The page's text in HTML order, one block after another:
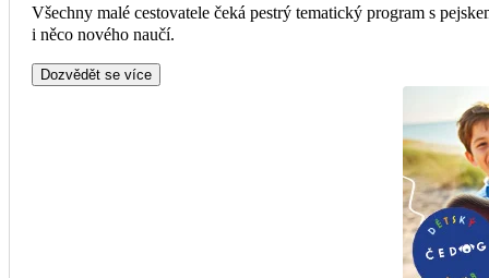
Všechny malé cestovatele čeká pestrý tematický program s
i něco nového naučí.
Dozvědět se více